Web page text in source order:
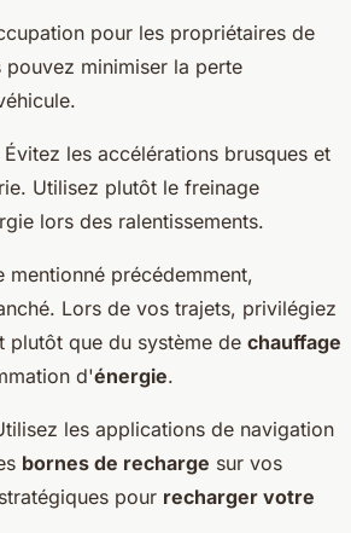
pour les propriétaires de
pouvez minimiser la perte
les accélérations brusques et
Utilisez plutôt le freinage
lors des ralentissements.
mentionné précédemment,
Lors de vos trajets, privilégiez
plutôt que du système de chauffage
d'énergie.
les applications de navigation
bornes de recharge sur vos
pour recharger votre